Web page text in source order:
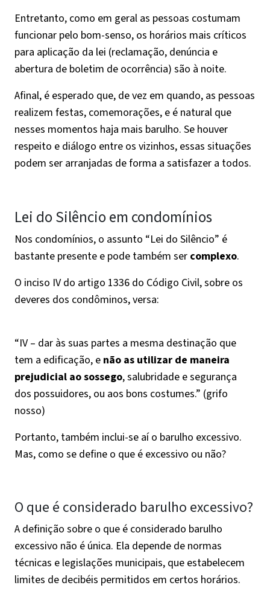
Entretanto, como em geral as pessoas costumam
funcionar pelo bom-senso, os horários mais críticos
para aplicação da lei (reclamação, denúncia e
abertura de boletim de ocorrência) são à noite.
Afinal, é esperado que, de vez em quando, as pessoas
realizem festas, comemorações, e é natural que
nesses momentos haja mais barulho. Se houver
respeito e diálogo entre os vizinhos, essas situações
podem ser arranjadas de forma a satisfazer a todos.
Lei do Silêncio em condomínios
Nos condomínios, o assunto “Lei do Silêncio” é
bastante presente e pode também ser complexo.
O inciso IV do artigo 1336 do Código Civil, sobre os
deveres dos condôminos, versa:
“IV – dar às suas partes a mesma destinação que
tem a edificação, e não as utilizar de maneira
prejudicial ao sossego, salubridade e segurança
dos possuidores, ou aos bons costumes.” (grifo
nosso)
Portanto, também inclui-se aí o barulho excessivo.
Mas, como se define o que é excessivo ou não?
O que é considerado barulho excessivo?
A definição sobre o que é considerado barulho
excessivo não é única. Ela depende de normas
técnicas e legislações municipais, que estabelecem
limites de decibéis permitidos em certos horários.